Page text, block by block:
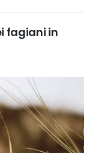
fagiani in